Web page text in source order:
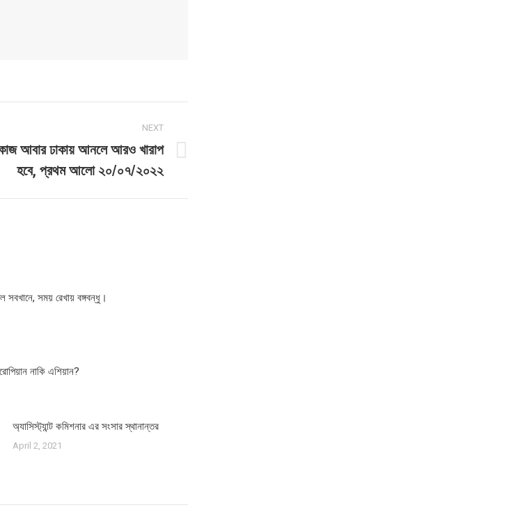
NEXT
আবার ঢাকায় আনলে আরও খারাপ
হবে, প্রথম আলো ২০/০৭/২০২২
সময় রেখায় বঙ্গবন্ধু।
নাকি এশিয়ান?
অ্যাসিস্ট্যান্ট কমিশনার এর সংসার স্থানান্তর
April 2, 2021